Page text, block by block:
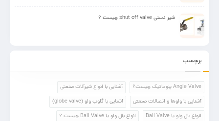
شیر دستی shut off valve چیست ؟
برچسب
Angle Valve پنوماتیک چیست؟
آشنایی با انواع شیرآلات صنعتی
آشنایی با ولوها و اتصالات صنعتی
آشنایی با گلوب ولو (globe valve)
انواع بال ولو یا Ball Valve
انواع بال ولو یا Ball Valve چیست ؟